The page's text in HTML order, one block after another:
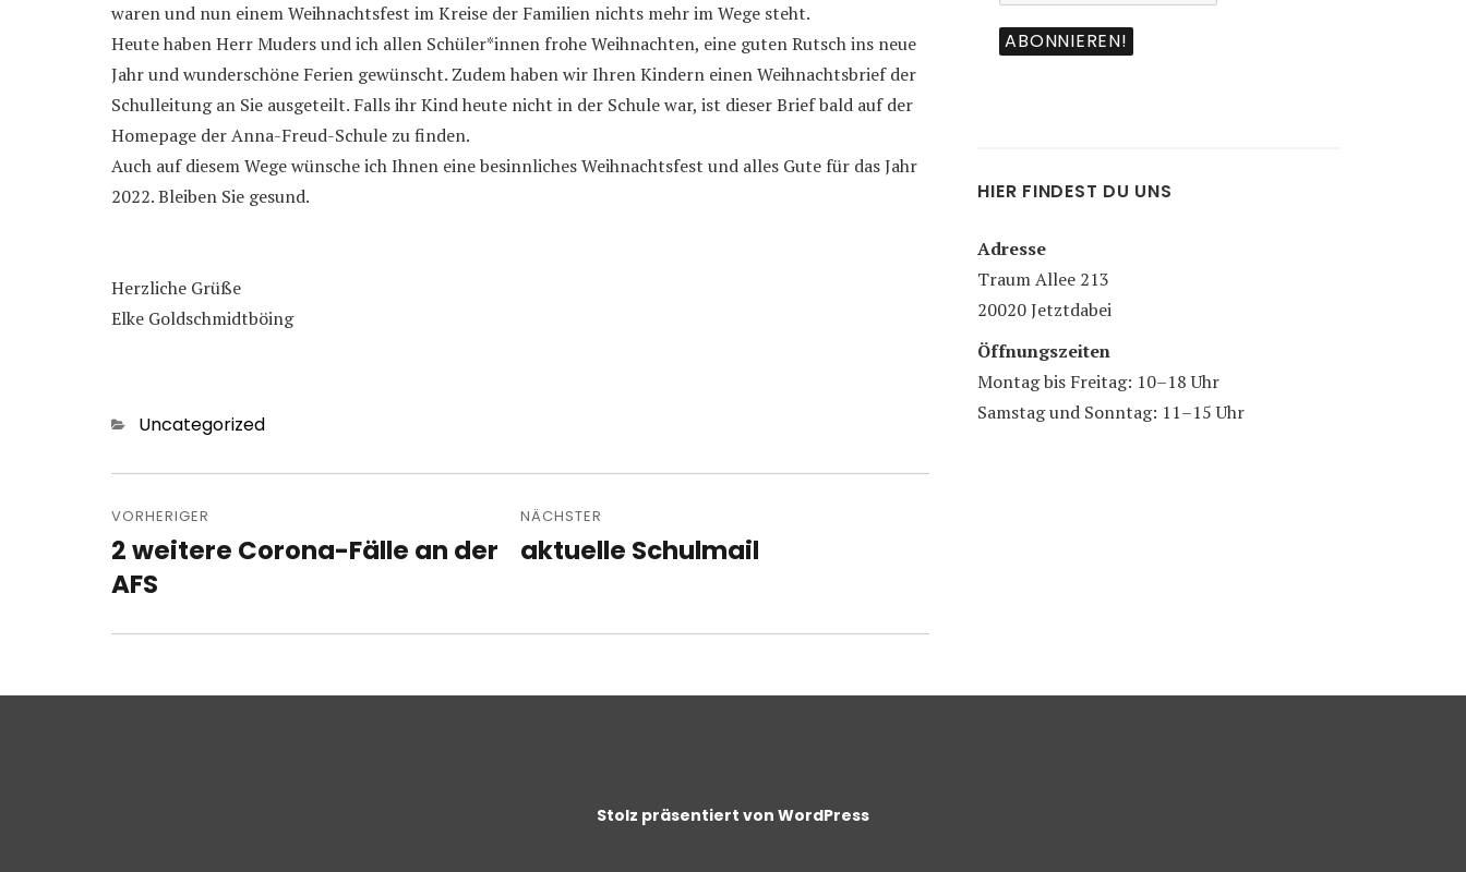
waren und nun einem Weihnachtsfest im Kreise der Familien nichts mehr im Wege steht.
Heute haben Herr Muders und ich allen Schüler*innen frohe Weihnachten, eine guten Rutsch ins neue
Jahr und wunderschöne Ferien gewünscht. Zudem haben wir Ihren Kindern einen Weihnachtsbrief der
Schulleitung an Sie ausgeteilt. Falls ihr Kind heute nicht in der Schule war, ist dieser Brief bald auf der
Homepage der Anna-Freud-Schule zu finden.
Auch auf diesem Wege wünsche ich Ihnen eine besinnliches Weihnachtsfest und alles Gute für das Jahr
2022. Bleiben Sie gesund.
Herzliche Grüße
Elke Goldschmidtböing
Kategorien
Uncategorized
VORHERIGER
Vorheriger
Beitrag:
2 weitere Corona-Fälle an der
AFS
NÄCHSTER
Nächster
aktuelle Schulmail
HIER FINDEST DU UNS
Adresse
Traum Allee 213
20020 Jetztdabei
Öffnungszeiten
Montag bis Freitag: 10–18 Uhr
Samstag und Sonntag: 11–15 Uhr
Stolz präsentiert von WordPress